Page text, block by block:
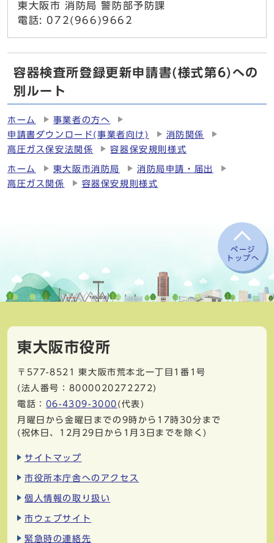
東大阪市 消防局 警防部予防課
電話: 072(966)9662
容器検査所登録更新申請書(様式第6)への
別ルート
ホーム
事業者の方へ
申請書ダウンロード(事業者向け)
消防関係
高圧ガス保安法関係
容器保安規則様式
ホーム 東大阪市消防局
消防局申請・届出
高圧ガス関係
容器保安規則様式
ページ
トップへ
東大阪市役所
〒577-8521
東大阪市荒本北一丁目1番1号
(法人番号：8000020272272)
電話： 06-4309-3000 (代表)
月曜日から金曜日までの9時から17時30分まで
(祝休日、12月29日から1月3日までを除く)
サイトマップ
市役所本庁舎へのアクセス
個人情報の取り扱い
市ウェブサイト
緊急時の連絡先